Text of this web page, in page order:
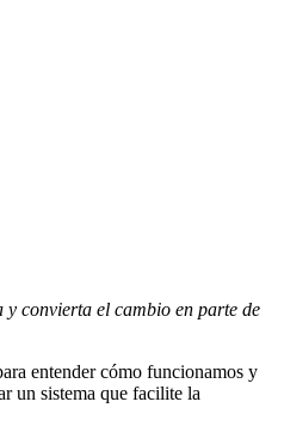
convierta el cambio en parte de
entender cómo funcionamos y
un sistema que facilite la